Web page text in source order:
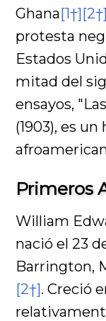
Ghana[1†][2†]
protesta
Estados
mitad del
ensayos,
(1903), es
Primeros
William
nació el 23
Barrington,
[2†]. Creció